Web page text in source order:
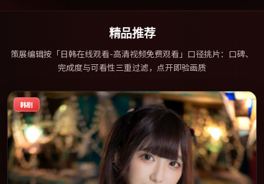
精品推荐
策展编辑按「日韩在线观看-高清视频免费观看」口径挑片：口碑、
完成度与可看性三重过滤，点开即验画质
韩剧